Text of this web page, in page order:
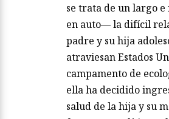
se trata de un largo
en auto— la difícil
padre y su hija
atraviesan Estados
campamento de
ella ha decidido
salud de la hija y su